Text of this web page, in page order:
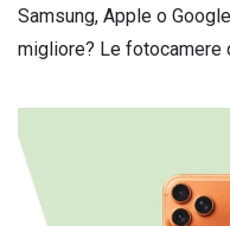
Samsung, Apple o
migliore? Le fotocamere